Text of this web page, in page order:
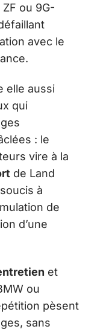
ou 9G-
avec le
elle aussi
qui
: le
vire à la
de Land
à
de
d’une
et
ou
pèsent
sans